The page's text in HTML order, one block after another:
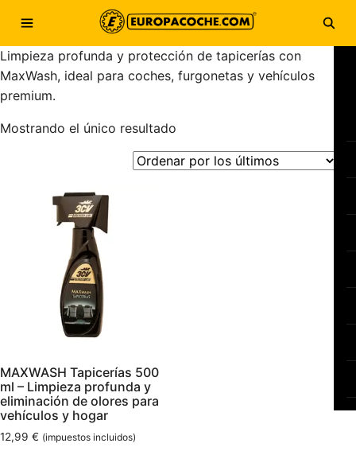
Saltar al contenido
Abrir menú
Limpieza profunda y protección de tapicerías con
MaxWash, ideal para coches, furgonetas y vehículos
premium.
Mostrando el único resultado
MAXWASH Tapicerías 500
ml – Limpieza profunda y
eliminación de olores para
vehículos y hogar
12,99 € (impuestos incluidos)